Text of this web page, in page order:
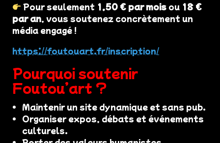
Pour seulement 1,50 € par mois ou 18 €
par an, vous soutenez concrètement un
média engagé !
https://foutouart.fr/inscription/
Pourquoi soutenir
Foutou’art ?
Maintenir un site dynamique et sans pub.
Organiser expos, débats et événements
culturels.